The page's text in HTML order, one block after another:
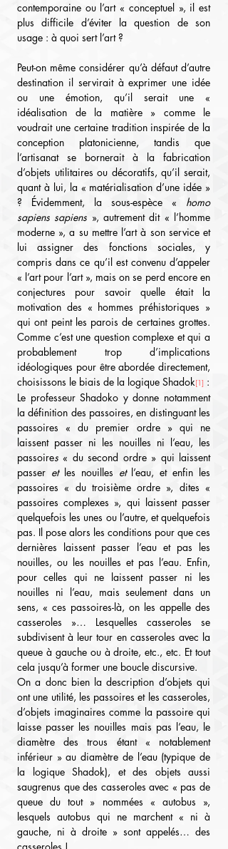
contemporaine ou l’art « conceptuel », il est
plus difficile d’éviter la question de son
usage : à quoi sert l’art ?
Peut-on même considérer qu’à défaut d’autre
destination il servirait à exprimer une idée
ou une émotion, qu’il serait une «
idéalisation de la matière » comme le
voudrait une certaine tradition inspirée de la
conception platonicienne, tandis que
l’artisanat se bornerait à la fabrication
d’objets utilitaires ou décoratifs, qu’il serait,
quant à lui, la « matérialisation d’une idée »
? Évidemment, la sous-espèce « homo
sapiens sapiens », autrement dit « l’homme
moderne », a su mettre l’art à son service et
lui assigner des fonctions sociales, y
compris dans ce qu’il est convenu d’appeler
« l’art pour l’art », mais on se perd encore en
conjectures pour savoir quelle était la
motivation des « hommes préhistoriques »
qui ont peint les parois de certaines grottes.
Comme c’est une question complexe et qui a
probablement trop d’implications
idéologiques pour être abordée directement,
choisissons le biais de la logique Shadok[1] :
Le professeur Shadoko y donne notamment
la définition des passoires, en distinguant les
passoires « du premier ordre » qui ne
laissent passer ni les nouilles ni l’eau, les
passoires « du second ordre » qui laissent
passer et les nouilles et l’eau, et enfin les
passoires « du troisième ordre », dites «
passoires complexes », qui laissent passer
quelquefois les unes ou l’autre, et quelquefois
pas. Il pose alors les conditions pour que ces
dernières laissent passer l’eau et pas les
nouilles, ou les nouilles et pas l’eau. Enfin,
pour celles qui ne laissent passer ni les
nouilles ni l’eau, mais seulement dans un
sens, « ces passoires-là, on les appelle des
casseroles »… Lesquelles casseroles se
subdivisent à leur tour en casseroles avec la
queue à gauche ou à droite, etc., etc. Et tout
cela jusqu’à former une boucle discursive.
On a donc bien la description d’objets qui
ont une utilité, les passoires et les casseroles,
d’objets imaginaires comme la passoire qui
laisse passer les nouilles mais pas l’eau, le
diamètre des trous étant « notablement
inférieur » au diamètre de l’eau (typique de
la logique Shadok), et des objets aussi
saugrenus que des casseroles avec « pas de
queue du tout » nommées « autobus »,
lesquels autobus qui ne marchent « ni à
gauche, ni à droite » sont appelés… des